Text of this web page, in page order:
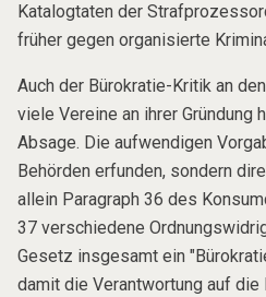
Katalogtaten der
früher gegen organisierte
Auch der Bürokratie-Kritik an
viele Vereine an ihrer Gründung
Absage. Die aufwendigen
Behörden erfunden, sondern
allein Paragraph 36 des
37 verschiedene
Gesetz insgesamt ein
damit die Verantwortung auf die